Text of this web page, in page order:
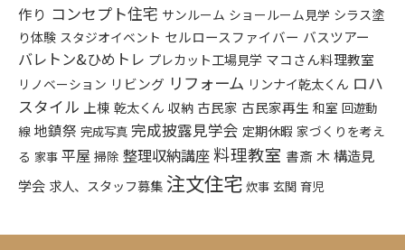
作り コンセプト住宅 サンルーム ショールーム見学 シラス塗
り体験 スタジオイベント セルロースファイバー バスツアー
バレトン&ひめトレ プレカット工場見学 マコさん料理教室
リノベーション リビング リフォーム リンナイ乾太くん ロハ
スタイル 上棟 乾太くん 収納 古民家 古民家再生 和室 回遊動
線 地鎮祭 完成写真 完成披露見学会 定期休暇 家づくりを考え
る 家事 平屋 掃除 整理収納講座料理教室 書斎 木構造見
学会 求人、スタッフ募集注文住宅 炊事 玄関 育児